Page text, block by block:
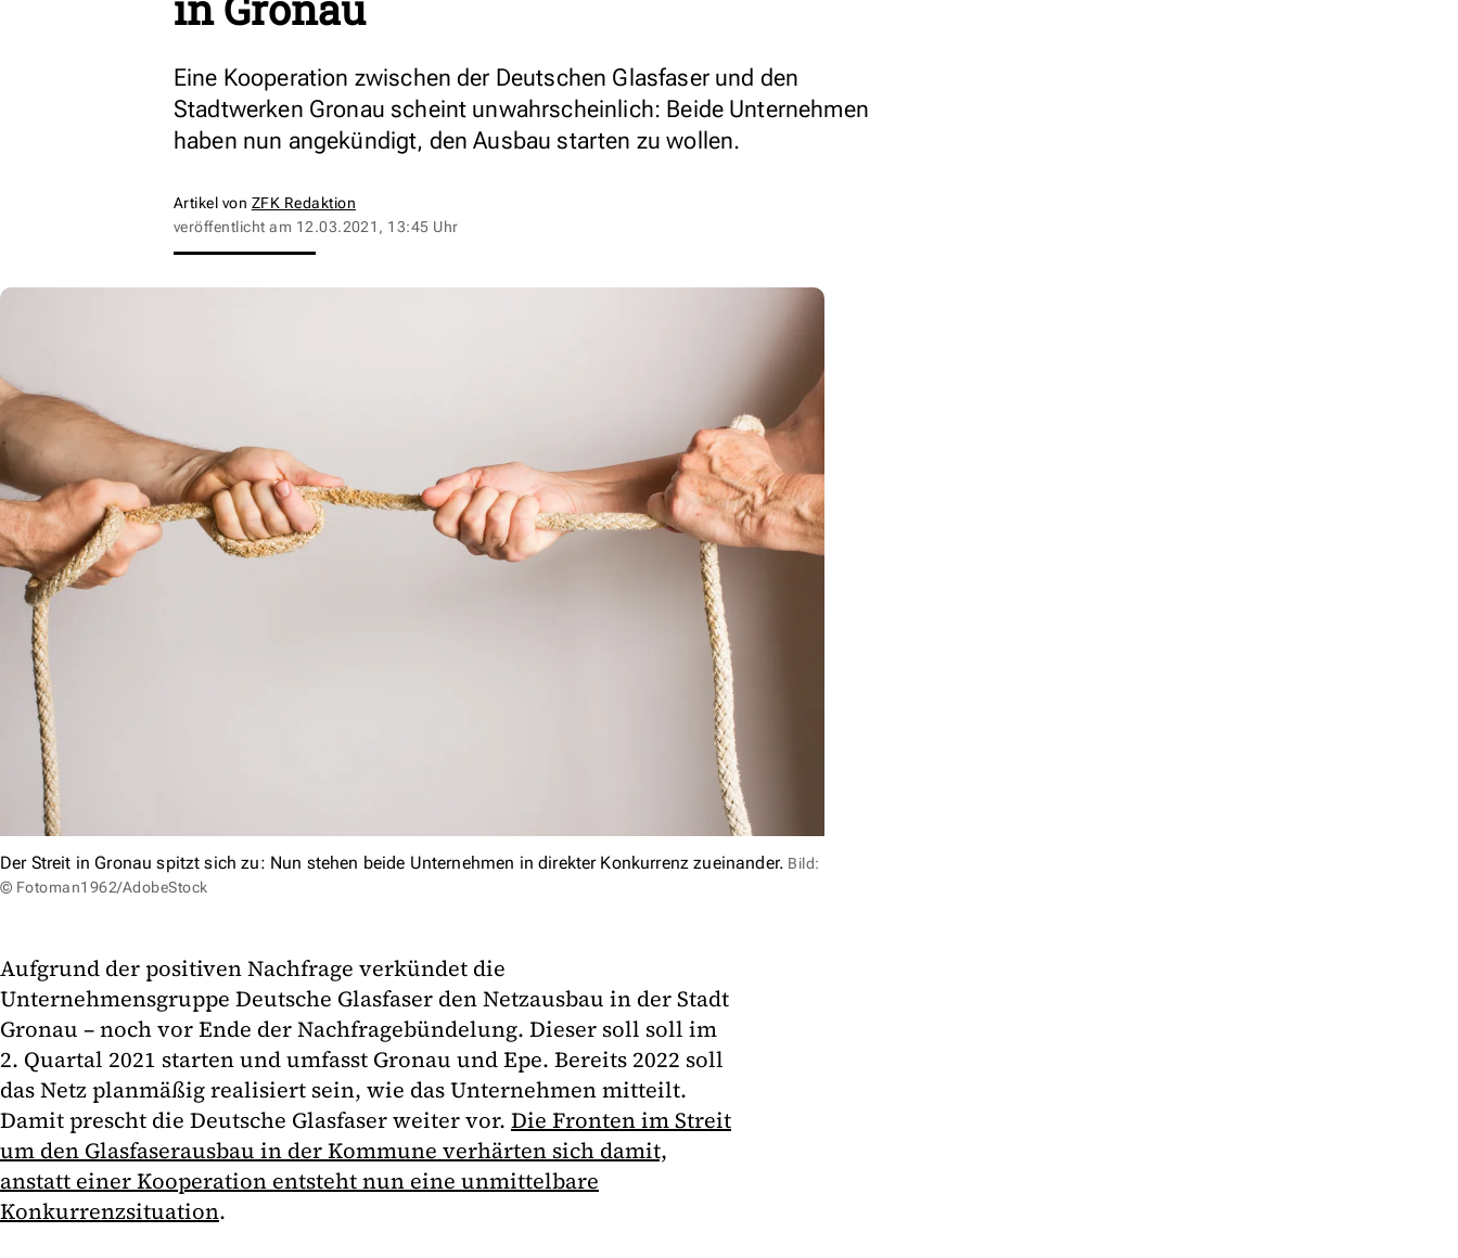
Eine Kooperation zwischen der Deutschen Glasfaser und den
Stadtwerken Gronau scheint unwahrscheinlich: Beide Unternehmen
haben nun angekündigt, den Ausbau starten zu wollen.
Artikel von ZFK Redaktion
veröffentlicht am 12.03.2021, 13:45 Uhr
Der Streit in Gronau spitzt sich zu: Nun stehen beide Unternehmen in direkter Konkurrenz zueinander. Bild:
© Fotoman1962/AdobeStock
Aufgrund der positiven Nachfrage verkündet die
Unternehmensgruppe Deutsche Glasfaser den Netzausbau in der Stadt
Gronau – noch vor Ende der Nachfragebündelung. Dieser soll soll im
2. Quartal 2021 starten und umfasst Gronau und Epe. Bereits 2022 soll
das Netz planmäßig realisiert sein, wie das Unternehmen mitteilt.
Damit prescht die Deutsche Glasfaser weiter vor. Die Fronten im Streit
um den Glasfaserausbau in der Kommune verhärten sich damit,
anstatt einer Kooperation entsteht nun eine unmittelbare
Konkurrenzsituation.